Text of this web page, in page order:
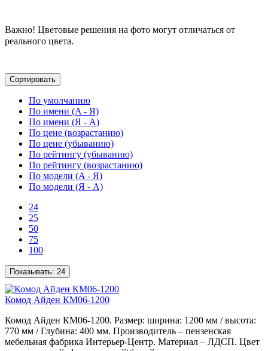
Важно! Цветовые решения на фото могут отличаться от
реального цвета.
Сортировать
По умолчанию
По имени (A - Я)
По имени (Я - A)
По цене (возрастанию)
По цене (убыванию)
По рейтингу (убыванию)
По рейтингу (возрастанию)
По модели (A - Я)
По модели (Я - A)
24
25
50
75
100
Показывать: 24
Комод Айден КМ06-1200
Комод Айден КМ06-1200. Размер: ширина: 1200 мм / высота:
770 мм / Глубина: 400 мм. Производитель – пензенская
мебельная фабрика Интерьер-Центр. Материал – ЛДСП. Цвет